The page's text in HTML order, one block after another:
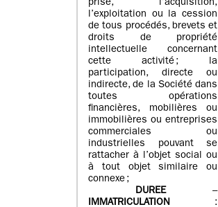
prise, l’acquisition,
l’exploitation ou la cession
de tous procédés, brevets et
droits de propriété
intellectuelle concernant
cette activité ; la
participation, directe ou
indirecte, de la Société dans
toutes opérations
financières, mobilières ou
immobilières ou entreprises
commerciales ou
industrielles pouvant se
rattacher à l’objet social ou
à tout objet similaire ou
connexe ;
DUREE–
IMMATRICULATION :